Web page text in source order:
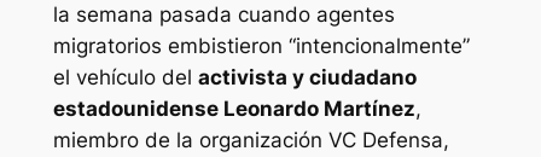
la semana pasada cuando agentes
migratorios embistieron “intencionalmente”
el vehículo del activista y ciudadano
estadounidense Leonardo Martínez,
miembro de la organización VC Defensa,